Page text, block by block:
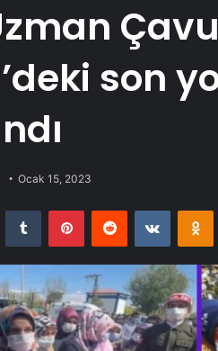
son
Ocak 15, 2023
Tumblr PinterestReddit